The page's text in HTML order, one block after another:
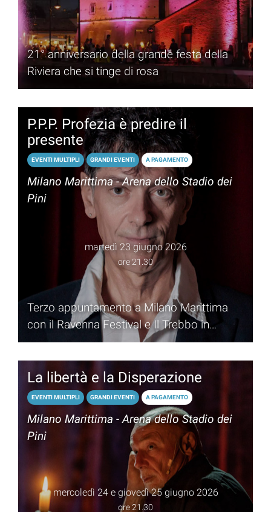
21° anniversario della grande festa della
Riviera che si tinge di rosa
P.P.P. Profezia è predire il
presente
EVENTI MULTIPLI GRANDI EVENTI A PAGAMENTO
Milano Marittima - Arena dello Stadio dei
Pini
martedì 23 giugno 2026
ore 21.30
Terzo appuntamento a Milano Marittima
con il Ravenna Festival e Il Trebbo in
musica
La libertà e la Disperazione
EVENTI MULTIPLI GRANDI EVENTI A PAGAMENTO
Milano Marittima - Arena dello Stadio dei
Pini
mercoledì 24 e giovedì 25 giugno 2026
ore 21.30